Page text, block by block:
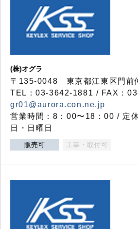
(株)オグラ
〒135-0048 東京都江東区門前
TEL：03-3642-1881 / FAX：
gr01@aurora.con.ne.jp
営業時間：8：00〜18：00 / 定
日・日曜日
販売可 工事・取付可